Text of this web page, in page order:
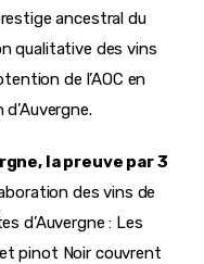
ancestral du
qualitative des vins
de l’AOC en
la preuve par 3
des vins de
d’Auvergne : Les
pinot Noir couvrent